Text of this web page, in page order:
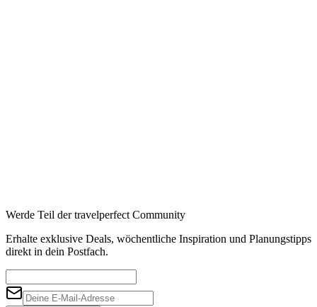
Werde Teil der travelperfect Community
Erhalte exklusive Deals, wöchentliche Inspiration und Planungstipps
direkt in dein Postfach.